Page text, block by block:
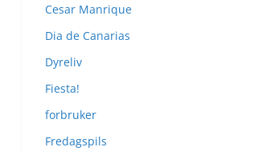
Cesar Manrique
Dia de Canarias
Dyreliv
Fiesta!
forbruker
Fredagspils